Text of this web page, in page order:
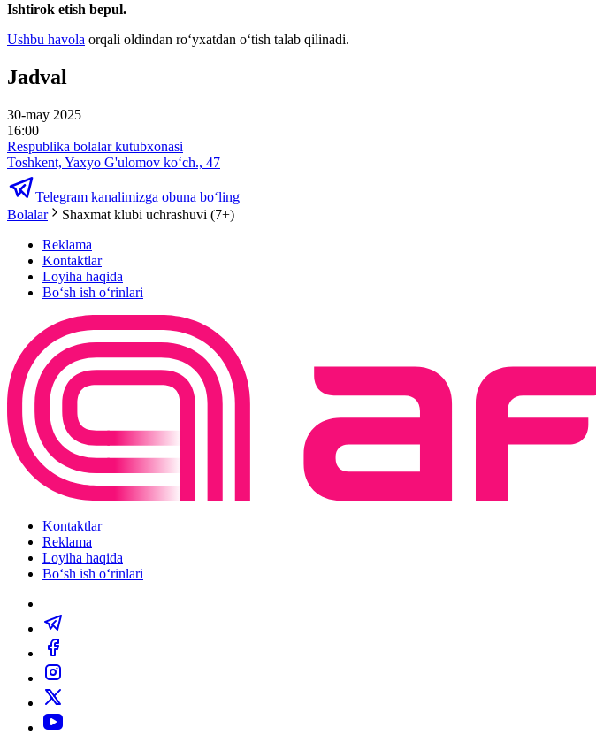
Ishtirok etish bepul.
Ushbu havola orqali oldindan roʻyxatdan oʻtish talab qilinadi.
Jadval
30-may 2025
16:00
Respublika bolalar kutubxonasi
Toshkent, Yaxyo G'ulomov ko‘ch., 47
Telegram kanalimizga obuna bo‘ling
Bolalar
Shaxmat klubi uchrashuvi (7+)
Reklama
Kontaktlar
Loyiha haqida
Bo‘sh ish o‘rinlari
Kontaktlar
Reklama
Loyiha haqida
Bo‘sh ish o‘rinlari